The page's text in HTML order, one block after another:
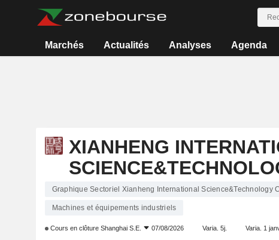
Marchés Actualités Analyses Agenda
XIANHENG
Graphique Sectoriel Xianheng International Science&Technology
Machines et équipements industriels
Cours en clôture Shanghai S.E. 07/08/2026 Varia. 5j. Varia. 1